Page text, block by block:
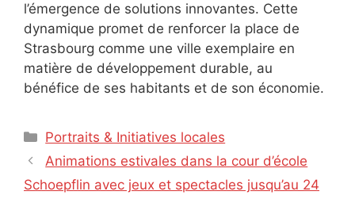
l’émergence de solutions innovantes. Cette
dynamique promet de renforcer la place de
Strasbourg comme une ville exemplaire en
matière de développement durable, au
bénéfice de ses habitants et de son économie.
Catégories
Portraits & Initiatives locales
Animations estivales dans la cour d’école
Schoepflin avec jeux et spectacles jusqu’au 24